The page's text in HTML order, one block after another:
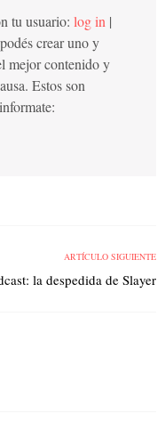
tu usuario: log in |
crear uno y
mejor contenido y
Estos son
ARTÍCULO SIGUIENTE
la despedida de Slayer